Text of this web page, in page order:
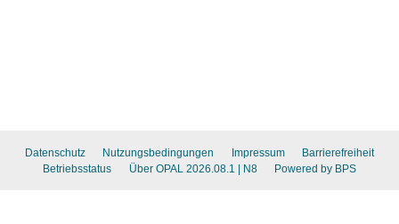
Datenschutz Nutzungsbedingungen Impressum
Barrierefreiheit
Betriebsstatus
Über OPAL 2026.08.1 | N8 Powered by BPS